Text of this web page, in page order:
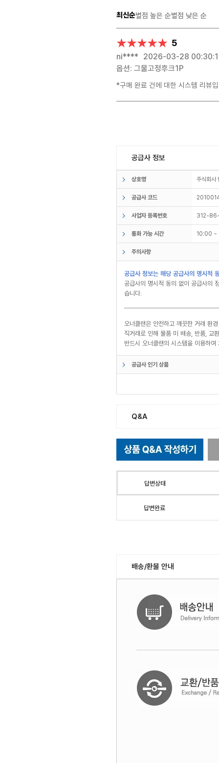
최신순별점 높은 순별점 낮은 순
★★★★★
★★★★★ 5
ni**** 2026-03-28
옵션: 그물고정후크1P
*구매 완료 건에 대한 시스템 리뷰
공급사 정보
상호명 주식회
공급사 코드
사업자 등록번호 312-
통화 가능 시간 10:00
주의사항
공급사 정보는 해당 공급사의 명시적
공급사의 명시적 동의 없이 공급사의
습니다.
오너클랜은 안전하고 깨끗한 거래 환
직거래로 인해 물품 미 배송, 반품, 교
반드시 오너클랜의 시스템을 이용하
공급사 인기 상품
Q&A
답변상태
답변완료
배송/환불 안내